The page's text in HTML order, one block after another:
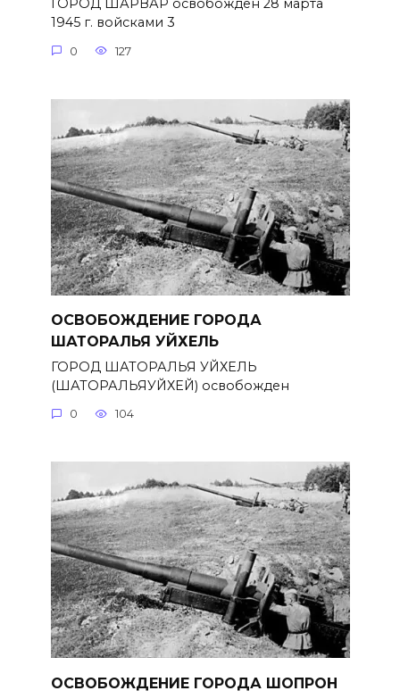
ГОРОД ШАРВАР освобожден 28 марта
1945 г. войсками 3
0 127
ОСВОБОЖДЕНИЕ ГОРОДА
ШАТОРАЛЬЯ УЙХЕЛЬ
ГОРОД ШАТОРАЛЬЯ УЙХЕЛЬ
(ШАТОРАЛЬЯУЙХЕЙ) освобожден
0 104
ОСВОБОЖДЕНИЕ ГОРОДА ШОПРОН